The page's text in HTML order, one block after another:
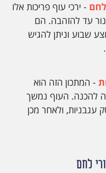
לחם - ירכי עוף פריכות אלו
עד להזהבה. הם
שבוע וניתן להגיש
- המתכון הזה הוא
להכנה. העוף נמשך
עגבניות, ולאחר מכן
לחם